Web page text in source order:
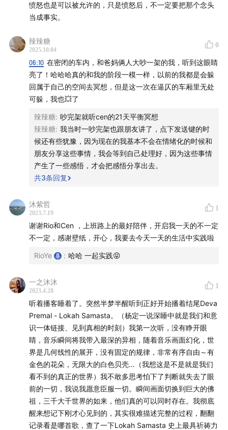
文字：微信公众号（
更新
小店：微信小程序请搜索「Interbeing」
近况：
小红书（炑星迹）， Cen 拍的照片
感谢大家一路同行，祝愿大家天天平常。
说在最后：
最初总结的三步骤：觉、停、行。
我们首先需要「觉」知到自己陷入在某一个问题或者某种
情绪中，升起想要改变的力量。接下来，需要「停」，在
停的过程中我们可以拿回自己的「遥控器」，不随念走，
然而然就会了，因为你能看到一件事情、一个问题、一种
情绪的全部面相，你是真正有选择的，这些也就不会成为
困扰你的问题了。
Rio 说的「不一定 不一定」就是帮助大家在「停」这个步
骤中能更好地止住，「不一定」代表了一种可能性，随时
提醒我们记得看到其他的可能性。欢迎大家在收听播客的
时候以及生活中都可以不断练习和想起「不一定 不一
定」。
播客中提及的小彩蛋也已经准备好了。
愤怒也是可以被允许的，只是愤怒后，不一定要把那个念头
当成事实。
辣辣糖
2025.10.04
0
06:10 在密闭的车内，和爸妈俩人大吵一架的我，听到这眼睛
亮了！哈哈哈真的和我的阶段一模一样，以前的我都是会躲
回属于自己的空间去冥想，但是这一次在逼仄的车厢里无处
可躲，我也💥了
辣辣糖: 吵完架就听cen的21天平衡冥想
辣辣糖: 我当时一吵完架也跟朋友讲了，点下发送键的时
候还有些犹豫，因为现在的我基本不会在情绪化的时候和
朋友分享这些事情，我会等到自己处理好，因为这些事情
产生了一些感悟，才会把感悟分享出去。
共3条回复
沐紫哲
2023.7.19
1
谢谢Rio和Cen ，上班路上的最好陪伴，开启我一天的不一定
不一定，感谢壁纸，开心，我要去今天一天的生活中实践啦
RioYe : 哈哈 一起实践😝
一之沐沐
2023.4.28
1
听着播客睡着了。突然半梦半醒听到正好开始播着结尾Deva
Premal - Lokah Samasta。（杨定一说深睡中就是我们和意
识一体链接、见到真相的时刻）我第一次听，没有睁开眼
睛，音乐瞬间将我带入最深的异相，随着音乐画面幻化，世
界是几何线性的展开，没有固定的规律，非常有序自由～有
金色的花朵，无限大的白色贝壳…（我想这是不是就是我们
看不到的真正的世界）我不敢多思考怕下了判断就失去了眼
前的一切，我说我愿意臣服一切。瞬间画面切换到巨大的佛
祖，三千大千世界的如来，他们真的可以同时存在。我彻底
醒来想记下刚才心见到的，其实很难描述完整的过程，翻翻
记录看是哪首歌，查了一下Lokah Samasta 史上最具祈祷力